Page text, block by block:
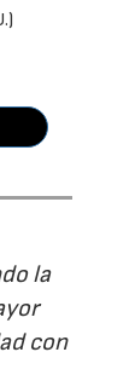
la
con